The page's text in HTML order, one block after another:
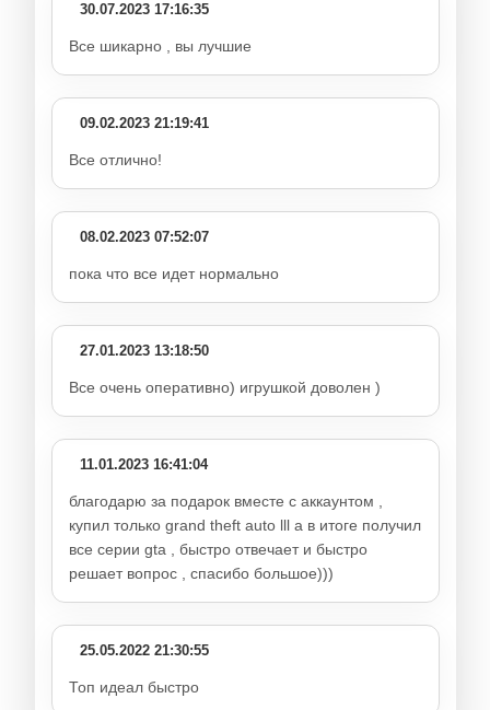
30.07.2023 17:16:35
Все шикарно , вы лучшие
09.02.2023 21:19:41
Все отлично!
08.02.2023 07:52:07
пока что все идет нормально
27.01.2023 13:18:50
Все очень оперативно) игрушкой доволен )
11.01.2023 16:41:04
благодарю за подарок вместе с аккаунтом ,
купил только grand theft auto lll а в итоге получил
все серии gta , быстро отвечает и быстро
решает вопрос , спасибо большое)))
25.05.2022 21:30:55
Топ идеал быстро